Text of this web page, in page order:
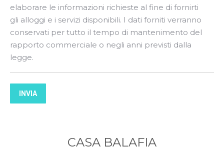
elaborare le informazioni richieste al fine di fornirti
gli alloggi e i servizi disponibili. I dati forniti verranno
conservati per tutto il tempo di mantenimento del
rapporto commerciale o negli anni previsti dalla
legge.
INVIA
CASA BALAFIA